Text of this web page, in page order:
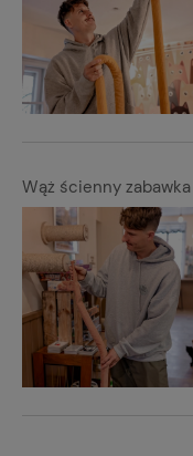
Wąż ścienny